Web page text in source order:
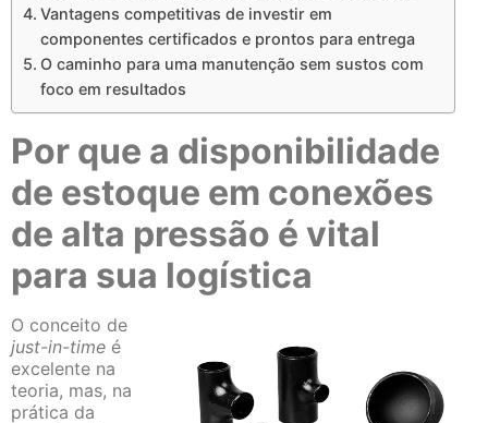
Vantagens competitivas de investir em
componentes certificados e prontos para entrega
O caminho para uma manutenção sem sustos com
foco em resultados
Por que a disponibilidade
de estoque em conexões
de alta pressão é vital
para sua logística
O conceito de
just-in-time é
excelente na
teoria, mas, na
prática da